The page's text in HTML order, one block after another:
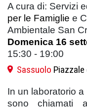
A cura di: Servizi
per le Famiglie e
Ambientale San
Domenica 16
15:30 - 19:00
Sassuolo Piazzale
In un laboratorio
sono chiamati